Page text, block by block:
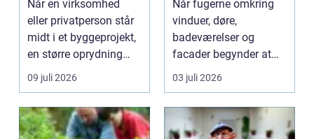
materialer
Når en virksomhed
eller privatperson står
midt i et byggeprojekt,
en større oprydning
eller løbende ...
09 juli 2026
Når fugerne omkring
vinduer, døre,
badeværelser og
facader begynder at
slippe, kan det hurtigt
03 juli 2026